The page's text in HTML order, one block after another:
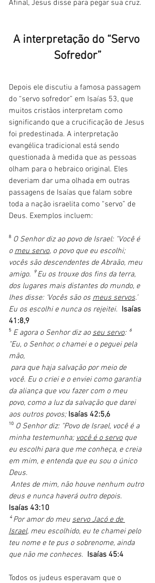
Afinal, Jesus disse para pegar sua cruz.
A interpretação do “Servo
Sofredor”
Depois ele discutiu a famosa passagem
do “servo sofredor” em Isaías 53, que
muitos cristãos interpretam como
significando que a crucificação de Jesus
foi predestinada. A interpretação
evangélica tradicional está sendo
questionada à medida que as pessoas
olham para o hebraico original. Eles
deveriam dar uma olhada em outras
passagens de Isaías que falam sobre
toda a nação israelita como “servo” de
Deus. Exemplos incluem:
⁸ O Senhor diz ao povo de Israel: "Você é
o meu servo, o povo que eu escolhi;
vocês são descendentes de Abraão, meu
amigo. ⁹ Eu os trouxe dos fins da terra,
dos lugares mais distantes do mundo, e
lhes disse: ‘Vocês são os meus servos.’
Eu os escolhi e nunca os rejeitei. Isaías
41:8,9
⁵ E agora o Senhor diz ao seu servo: ⁶
"Eu, o Senhor, o chamei e o peguei pela
mão,
você. Eu o criei e o enviei como garantia
da aliança que vou fazer com o meu
povo, como a luz da salvação que darei
aos outros povos; Isaías 42:5,6
¹⁰ O Senhor diz: "Povo de Israel, você é a
minha testemunha; você é o servo que
eu escolhi para que me conheça, e creia
em mim, e entenda que eu sou o único
Deus.
deus e nunca haverá outro depois.
Isaías 43:10
⁴ Por amor do meu servo Jacó e de
Israel, meu escolhido, eu te chamei pelo
teu nome e te pus o sobrenome, ainda
que não me conheces. Isaías 45:4
Todos os judeus esperavam que o